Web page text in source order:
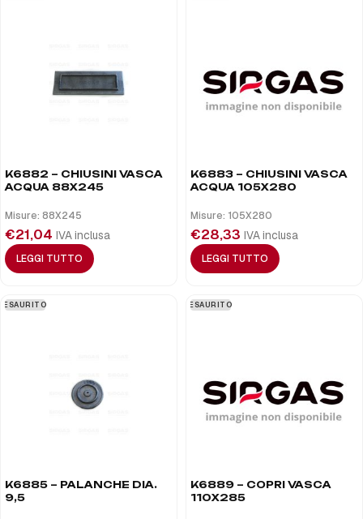
K6882 – CHIUSINI VASCA
ACQUA 88X245
Misure: 88X245
€21,04 IVA inclusa
LEGGI TUTTO
K6883 – CHIUSINI VASCA
ACQUA 105X280
Misure: 105X280
€28,33 IVA inclusa
LEGGI TUTTO
ESAURITO
K6885 – PALANCHE DIA.
9,5
ESAURITO
K6889 – COPRI VASCA
110X285